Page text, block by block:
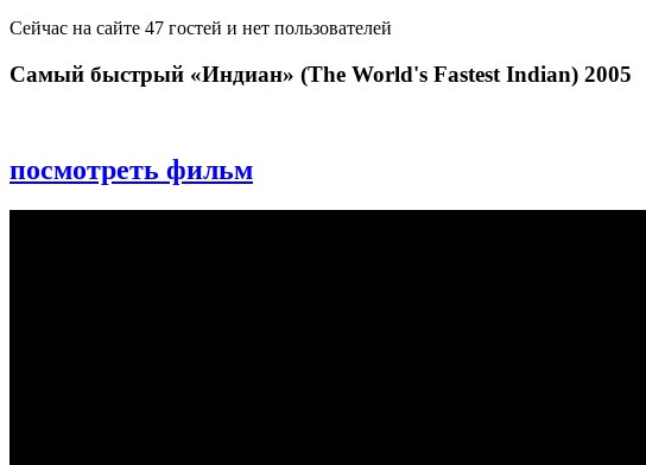
Сейчас на сайте 47 гостей и нет пользователей
Самый быстрый «Индиан» (The World's Fastest Indian) 2005
посмотреть фильм